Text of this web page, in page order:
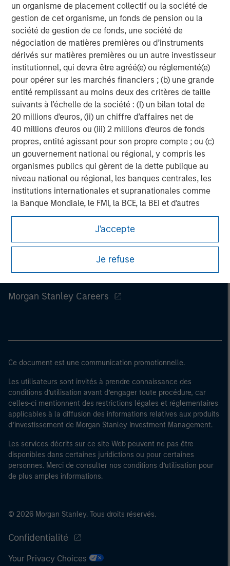
un organisme de placement collectif ou la société de
gestion de cet organisme, un fonds de pension ou la
société de gestion de ce fonds, une société de
négociation de matières premières ou d’instruments
dérivés sur matières premières ou un autre investisseur
institutionnel, qui devra être agréé(e) ou réglementé(e)
pour opérer sur les marchés financiers ; (b) une grande
entité remplissant au moins deux des critères de taille
suivants à l’échelle de la société : (I) un bilan total de
20 millions d'euros, (ii) un chiffre d’affaires net de
40 millions d'euros ou (iii) 2 millions d'euros de fonds
propres, entité agissant pour son propre compte ; ou (c)
un gouvernement national ou régional, y compris les
organismes publics qui gèrent de la dette publique au
niveau national ou régional, les banques centrales, les
institutions internationales et supranationales comme
la Banque Mondiale, le FMI, la BCE, la BEI et d'autres
organisations internationales similaires agissant pour
Veuillez noter que la notion d’Investisseur professionnel
peut ne pas être définie par l'autorité de réglementation
de l'État depuis lequel le site web est consulté.
J'accepte
Je refuse
Morgan Stanley Real Estate Investing (MSREI) manages
global value-add / opportunistic and regional core / core-
plus real estate investment strategies. The team's
experience encompasses a broad array of asset classes,
geographic regions and investment themes across all
phases of the real estate cycle.
Morgan Stanley
Morgan Stanley Careers
Ce document est une communication promotionnelle.
Les utilisateurs sont invités à prendre connaissance des
conditions d’utilisation avant d’engager toute procédure, car
celles-ci mentionnent des restrictions légales et réglementaires
applicables à la diffusion des informations relatives aux produits
d’investissement de Morgan Stanley Investment Management.
Les services décrits sur ce site Web peuvent ne pas être
disponibles dans certaines juridictions ou pour certaines
personnes. Merci de consulter nos conditions d’utilisation pour
de plus amples informations.
© 2026 Morgan Stanley. Tous droits réservés.
Confidentialité
Your Privacy Choices